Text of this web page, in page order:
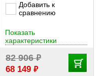
Добавить к
сравнению
82 906₽
68 149 ₽
Показать
характеристики